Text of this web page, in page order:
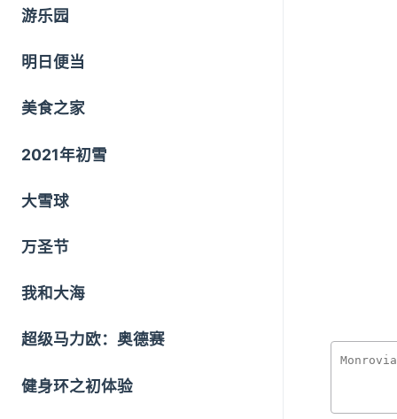
游乐园
明日便当
美食之家
2021年初雪
大雪球
万圣节
我和大海
超级马力欧：奥德赛
健身环之初体验